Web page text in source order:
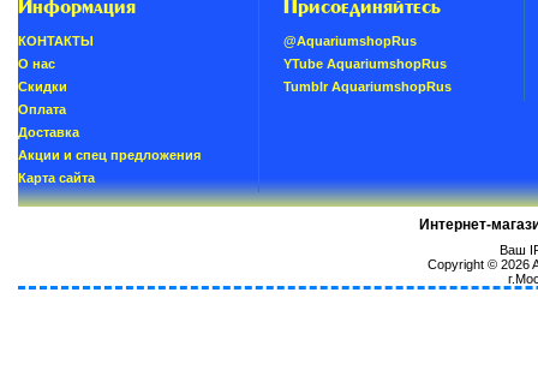
Информация
КОНТАКТЫ
О нас
Скидки
Oплатa
Доставка
Акции и спец предложения
Карта сайта
Присоединяйтесь
@AquariumshopRus
YTube AquariumshopRus
Tumblr AquariumshopRus
Интернет-
Ваш
Copyright © 2026